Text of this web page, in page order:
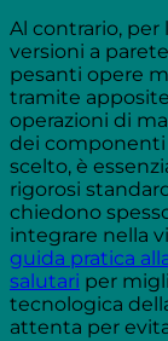
Al contrario, per
versioni a
pesanti opere
tramite
operazioni di
dei
scelto, è
rigorosi
chiedono
integrare nella
guida pratica
salutari per
tecnologica
attenta per